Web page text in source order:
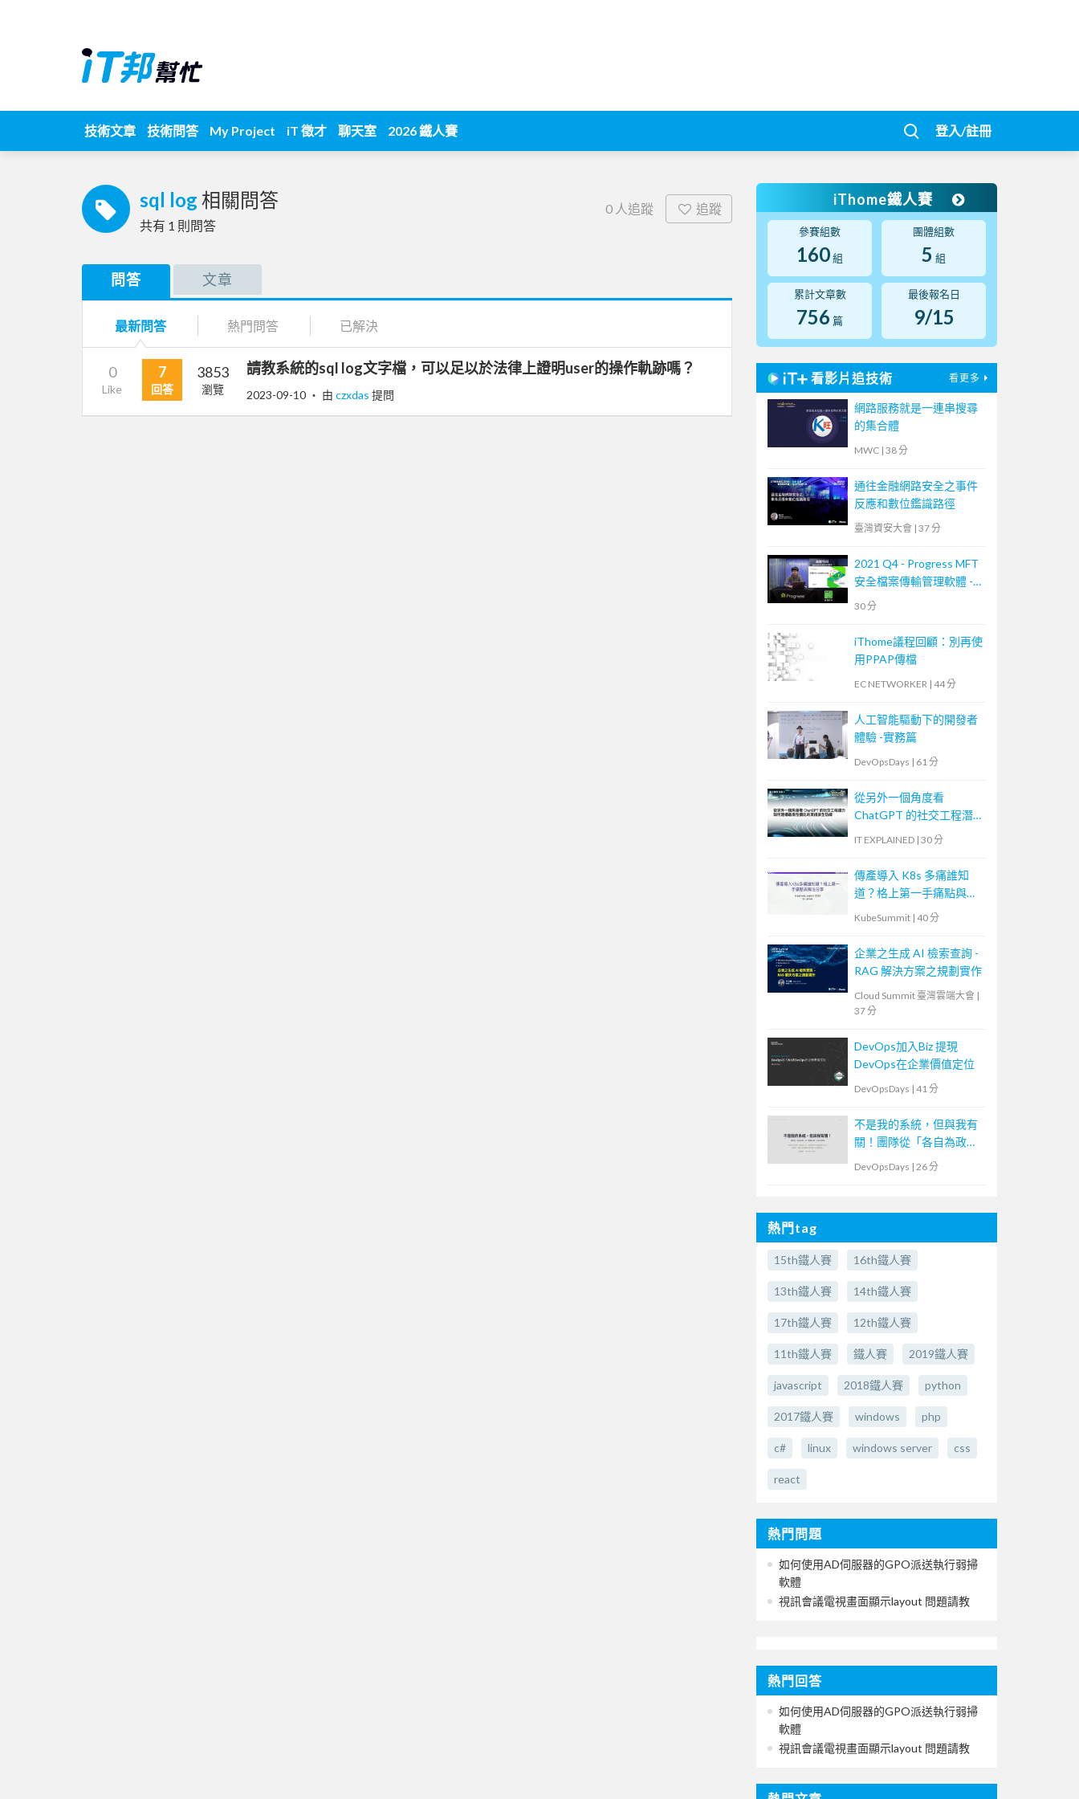
技術文章 技術問答 My Project iT 徵才 聊天室 2026 鐵人賽 登入/註冊
sql log 相關問答
共有 1 則問答
0 人追蹤 追蹤
問答 文章
最新問答 熱門問答 已解決
0
Like
7
回答
3853
瀏覽
請教系統的sql log文字檔，可以足以於法律上證明user的操作軌跡嗎？
2023-09-10 ‧ 由 czxdas 提問
iThome鐵人賽
參賽組數
160組
團體組數
5 組
累計文章數
756 篇
最後報名日
9/15
看影片追技術 看更多
網路服務就是一連串搜尋
的集合體
MWC | 38 分
通往金融網路安全之事件
反應和數位鑑識路徑
臺灣資安大會 | 37 分
2021 Q4 - Progress MFT
安全檔案傳輸管理軟體 -
MOVEit Transfer 培訓課
30 分
iThome議程回顧：別再使
用PPAP傳檔
EC NETWORKER | 44 分
人工智能驅動下的開發者
體驗 -實務篇
DevOpsDays | 61 分
從另外一個角度看
ChatGPT 的社交工程潛
力—如何建構最高性價比
IT EXPLAINED | 30 分
傳產導入 K8s 多痛誰知
道？格上第一手痛點與解
KubeSummit | 40 分
企業之生成 AI 檢索查詢 -
RAG 解決方案之規劃實作
Cloud Summit 臺灣雲端大會 |
37 分
DevOps加入Biz 提現
DevOps在企業價值定位
DevOpsDays | 41 分
不是我的系統，但與我有
關！團隊從「各自為政」
到「群體決策」的協作實
DevOpsDays | 26 分
熱門tag
15th鐵人賽 16th鐵人賽
13th鐵人賽 14th鐵人賽
17th鐵人賽 12th鐵人賽
11th鐵人賽 鐵人賽 2019鐵人賽
javascript 2018鐵人賽 python
2017鐵人賽 windows php
c# linux windows server css
react
熱門問題
如何使用AD伺服器的GPO派送執行弱掃
軟體
視訊會議電視畫面顯示layout 問題請教
熱門回答
如何使用AD伺服器的GPO派送執行弱掃
軟體
視訊會議電視畫面顯示layout 問題請教